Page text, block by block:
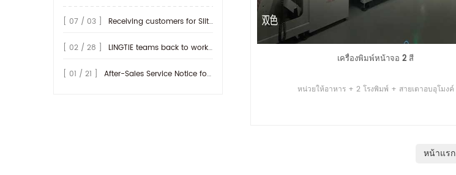
earliest possible time.
[ 07 / 03 ] Receiving customers for Slitting machine with differential Slip Shaft
[ 02 / 28 ] LINGTIE teams back to work at Feb.25th.
[ 01 / 21 ] After-Sales Service Notice for Turkey Region
เครื่องพิมพ์หน้าจอ 2 สี
หน่วยให้อาหาร + 2 โรงพิมพ์ + สายเตาอบอุโมงค์
หน้าแรก